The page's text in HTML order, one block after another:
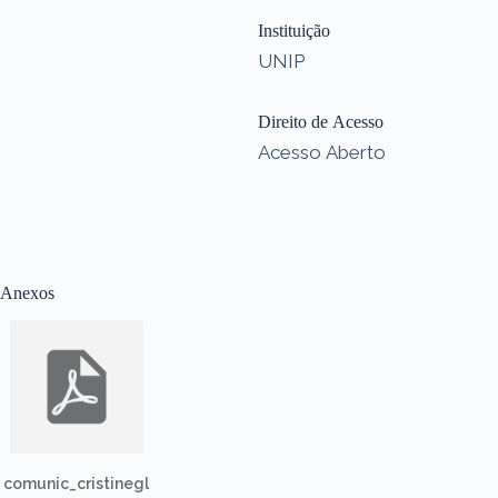
Anexos
comunic_cristinegl
Instituição
UNIP
Direito de Acesso
Acesso Aberto